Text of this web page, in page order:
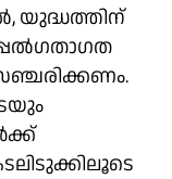
യുദ്ധത്തിന്